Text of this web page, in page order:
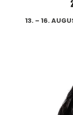
13. – 16.